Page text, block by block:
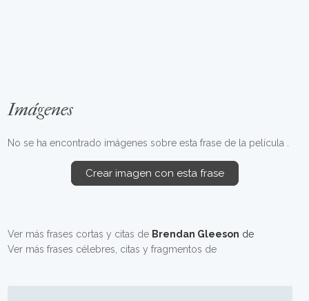
Imágenes
No se ha encontrado imágenes sobre esta frase de la película .
Crear imagen con esta frase
Ver más frases cortas y citas de Brendan Gleeson de
Ver más frases célebres, citas y fragmentos de